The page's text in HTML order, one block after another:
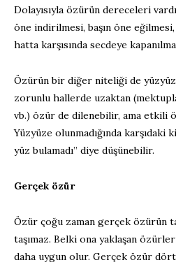
Dolayısıyla özürün dereceleri
öne indirilmesi, başın öne
hatta karşısında secdeye
Özürün bir diğer niteliği de
zorunlu hallerde uzaktan
vb.) özür de dilenebilir, ama etkili
Yüzyüze olunmadığında karşıdaki
yüz bulamadı” diye düşünebilir.
Gerçek özür
Özür çoğu zaman gerçek özürün
taşımaz. Belki ona yaklaşan
daha uygun olur. Gerçek özür